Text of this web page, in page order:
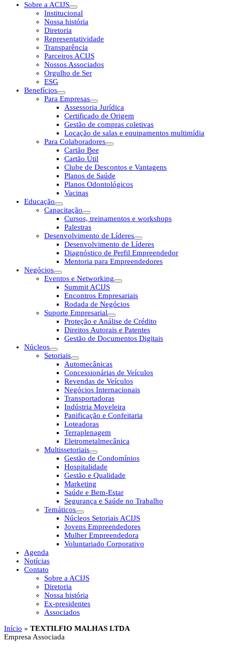
Sobre a ACIJS
Institucional
Nossa história
Diretoria
Representatividade
Transparência
Parceiros ACIJS
Nossos Associados
Orgulho de Ser
ESG
Benefícios
Para Empresas
Assessoria Jurídica
Certificado de Origem
Gestão de compras coletivas
Locação de salas e equipamentos multimídia
Para Colaboradores
Cartão Bee
Cartão Útil
Clube de Descontos e Vantagens
Planos de Saúde
Planos Odontológicos
Vacinas
Educação
Capacitação
Cursos, treinamentos e workshops
Palestras
Desenvolvimento de Líderes
Desenvolvimento de Líderes
Diagnóstico de Perfil Empreendedor
Mentoria para Empreendedores
Negócios
Eventos e Networking
Summit ACIJS
Encontros Empresariais
Rodada de Negócios
Suporte Empresarial
Proteção e Análise de Crédito
Direitos Autorais e Patentes
Gestão de Documentos Digitais
Núcleos
Setoriais
Automecânicas
Concessionárias de Veículos
Revendas de Veículos
Negócios Internacionais
Transportadoras
Indústria Moveleira
Panificação e Confeitaria
Loteadoras
Terraplenagem
Eletrometalmecânica
Multissetoriais
Gestão de Condomínios
Hospitalidade
Gestão e Qualidade
Marketing
Saúde e Bem-Estar
Segurança e Saúde no Trabalho
Temáticos
Núcleos Setoriais ACIJS
Jovens Empreendedores
Mulher Empreendedora
Voluntariado Corporativo
Agenda
Notícias
Contato
Sobre a ACIJS
Diretoria
Nossa história
Ex-presidentes
Associados
Início » TEXTILFIO MALHAS LTDA
Empresa Associada